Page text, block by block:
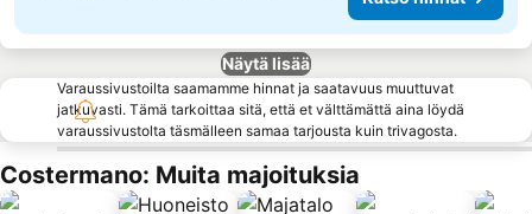
Näytä lisää
Varaussivustoilta saamamme hinnat ja saatavuus muuttuvat
jatkuvasti. Tämä tarkoittaa sitä, että et välttämättä aina löydä
varaussivustolta täsmälleen samaa tarjousta kuin trivagosta.
Costermano: Muita majoituksia